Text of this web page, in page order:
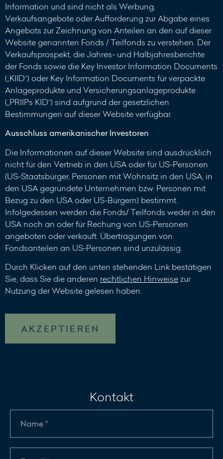
Information und sind nicht als Werbung,
Verkaufsangebote oder Aufforderung zur Abgabe eines
Angebots zur Zeichnung von Anteilen an den auf dieser
Website genannten Fonds / Teilfonds zu verstehen. Der
Verkaufsprospekt, die Jahres- und Halbjahresberichte
der Fonds sowie die Key Investor Information Documents
(„KIID“) oder Key Information Documents für verpackte
Anlageprodukte und Versicherungsanlageprodukte
(„PRIIPs KID“) sind aufgrund der gesetzlichen
Bestimmungen auf dieser Website verfügbar.
Ausschluss amerikanischer Investoren
Die Informationen auf dieser Website sind ausdrücklich
nicht für den Vertrieb in den USA oder für US-Personen
(US-Staatsbürger, Personen mit Wohnsitz in den USA, in
den USA gegründete Unternehmen bzw. Personen mit
Bezug zu den USA oder US-Bürgern) bestimmt.
Infolgedessen werden die Fonds/ Teilfonds weder in den
USA noch an oder für Rechung von US-Personen
angeboten oder verkauft. Übertragungen von
Fondsanteilen an US-Personen sind unzulässig.
Durch Klicken auf den unten stehenden Link bestätigen
Sie, dass Sie die anderen rechtlichen Hinweisezur
Nutzung der Website gelesen haben.
AKZEPTIEREN
Kontakt